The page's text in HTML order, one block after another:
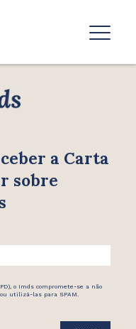
a Carta
sobre
o Imds compromete-se a não
utilizá-las para SPAM.